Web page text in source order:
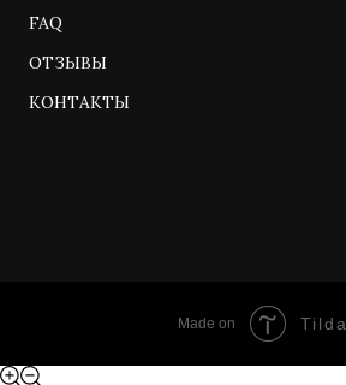
FAQ
ОТЗЫВЫ
КОНТАКТЫ
Made on Tilda